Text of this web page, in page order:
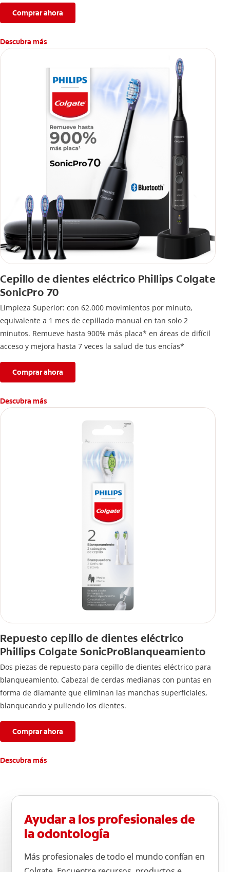
Comprar ahora
Descubra más
Cepillo de dientes eléctrico Phillips Colgate
SonicPro 70
Limpieza Superior: con 62.000 movimientos por minuto,
equivalente a 1 mes de cepillado manual en tan solo 2
minutos. Remueve hasta 900% más placa* en áreas de difícil
acceso y mejora hasta 7 veces la salud de tus encías*
Comprar ahora
Descubra más
Repuesto cepillo de dientes eléctrico
Phillips Colgate SonicProBlanqueamiento
Dos piezas de repuesto para cepillo de dientes eléctrico para
blanqueamiento. Cabezal de cerdas medianas con puntas en
forma de diamante que eliminan las manchas superficiales,
blanqueando y puliendo los dientes.
Comprar ahora
Descubra más
Ayudar a los profesionales de
la odontología
Más profesionales de todo el mundo confían en